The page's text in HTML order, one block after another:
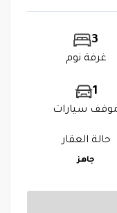
3
غرفة نوم
1
سيارات
حالة العقار
جاهز